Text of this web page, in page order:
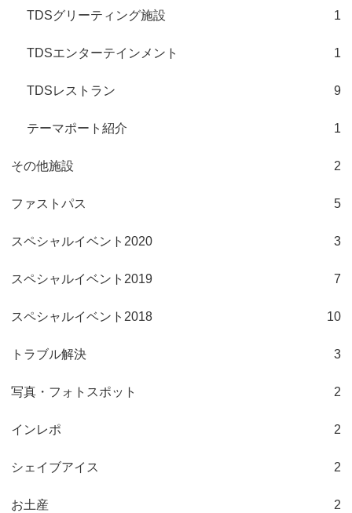
TDSグリーティング施設 1
TDSエンターテインメント 1
TDSレストラン 9
テーマポート紹介 1
その他施設 2
ファストパス 5
スペシャルイベント2020 3
スペシャルイベント2019 7
スペシャルイベント2018 10
トラブル解決 3
写真・フォトスポット 2
インレポ 2
シェイブアイス 2
お土産 2